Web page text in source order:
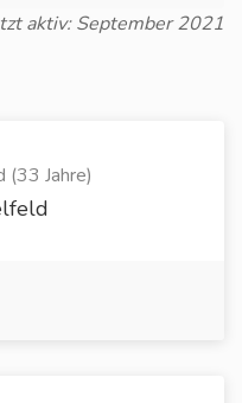
aktiv: September 2021
(33 Jahre)